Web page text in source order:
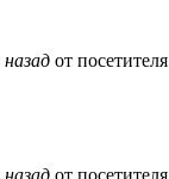
назад от посетителя
назад от посетителя